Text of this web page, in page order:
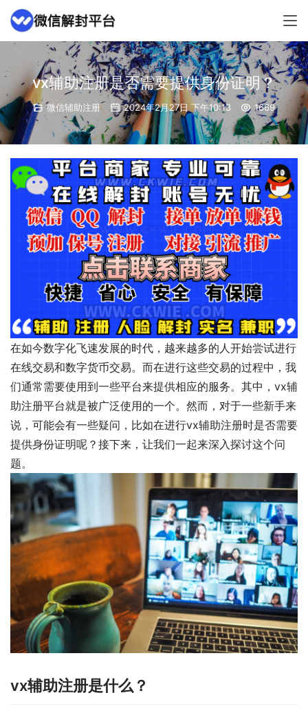
vx辅助注册是否需要提供身份证明？
微信辅助注册 2024年2月27日 下午10:13 1669
在如今数字化飞速发展的时代，越来越多的人开始尝试进行
在线交易和数字货币交易。而在进行这些交易的过程中，我
们通常需要使用到一些平台来提供相应的服务。其中，vx辅
助注册平台就是被广泛使用的一个。然而，对于一些新手来
说，可能会有一些疑问，比如在进行vx辅助注册时是否需要
提供身份证明呢？接下来，让我们一起来深入探讨这个问
题。
vx辅助注册是什么？